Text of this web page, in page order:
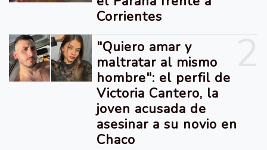
Corrientes
"Quiero amar y
maltratar al mismo
hombre": el perfil de
Victoria Cantero, la
joven acusada de
asesinar a su novio en
Chaco